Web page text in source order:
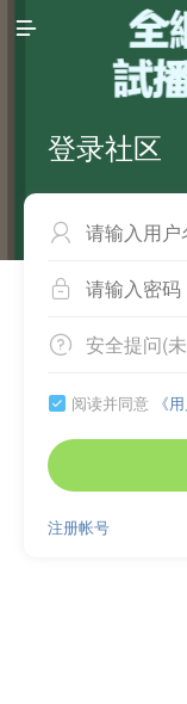

登录社区


 安全提问(
 阅读并同意 《
注册帐号